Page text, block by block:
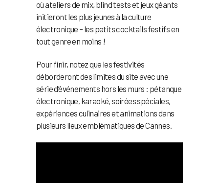
où ateliers de mix, blind tests et jeux géants
initieront les plus jeunes à la culture
électronique – les petits cocktails festifs en
tout genre en moins !
Pour finir, notez que les festivités
déborderont des limites du site avec une
série d’événements hors les murs : pétanque
électronique, karaoké, soirées spéciales,
expériences culinaires et animations dans
plusieurs lieux emblématiques de Cannes.